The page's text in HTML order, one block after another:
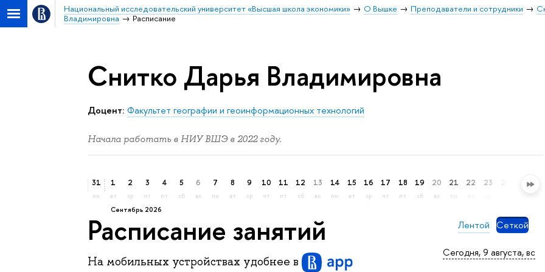
Национальный исследовательский университет «Высшая школа экономики» О Вышке Преподаватели и сотрудники
Владимировна
Расписание
Снитко Дарья Владимировна
Доцент: Факультет географии и геоинформационных технологий
Начала работать в НИУ ВШЭ в 2022 году.
31
пн
сентябрь 2026
1
вт
2
ср
3
чт
4
пт
5
сб
6
вс
7
пн
8
вт
9
ср
10
чт
11
пт
12
сб
13
вс
14
пн
15
вт
16
ср
17
чт
18
пт
19
сб
20
вс
21
пн
22 23 26
Лентой Сеткой
Сегодня, 9 августа, вс
Расписание занятий
На мобильных устройствах удобнеев